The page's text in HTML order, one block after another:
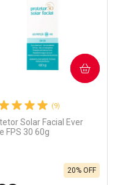
(9)
Solar Facial Ever
FPS 30 60g
20% OFF
COMPRAR